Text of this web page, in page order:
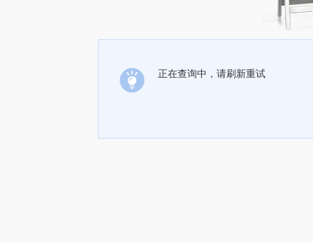
正在查询中，请刷新重试